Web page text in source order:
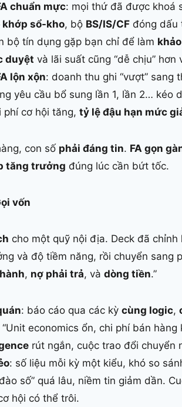
chuẩn mực: mọi thứ đã được khoá
khớp sổ-kho, bộ BS/IS/CF đóng dấu
bộ tín dụng gặp bạn chỉ để làm
duyệt và lãi suất cũng “dễ chịu”
lộn xộn: doanh thu ghi “vượt” sang
yêu cầu bổ sung lần 1, lần 2… kéo
phí cơ hội tăng, tỷ lệ đậu hạn mức
con số phải đáng tin. FA gọn
tăng trưởng đúng lúc cần bứt tốc.
vốn
cho một quỹ nội địa. Deck đã
và độ tiềm năng, rồi chuyển sang
, nợ phải trả, và dòng tiền.”
: báo cáo qua các kỳ cùng logic,
economics ổn, chi phí bán
rút ngắn, cuộc trao đổi chuyển
: số liệu mỗi kỳ một kiểu, khó so
số” quá lâu, niềm tin giảm dần.
hội có thể trôi.